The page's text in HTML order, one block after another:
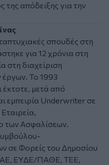
της απόδειξης για την
σπουδές στη
για 12 χρόνια στη
στη διαχείριση
έργων. Το 1993
μετά από
εμπειρία Underwriter σε
των Ασφαλίσεων.
σε Φορείς του Δημοσίου
ΕΥΔΕ/ΠΑΘΕ, ΤΕΕ,